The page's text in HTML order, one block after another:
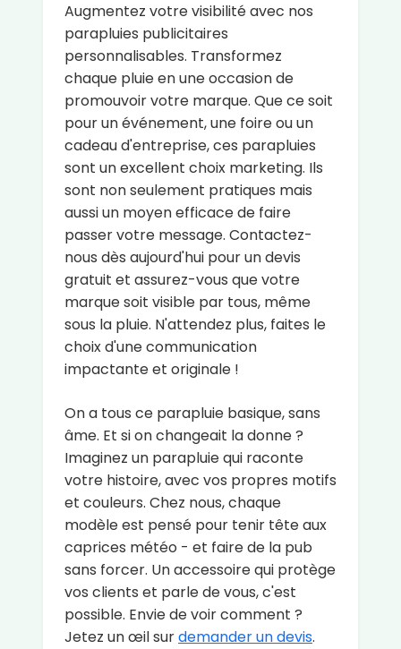
Augmentez votre visibilité avec nos
parapluies publicitaires
personnalisables. Transformez
chaque pluie en une occasion de
promouvoir votre marque. Que ce soit
pour un événement, une foire ou un
cadeau d'entreprise, ces parapluies
sont un excellent choix marketing. Ils
sont non seulement pratiques mais
aussi un moyen efficace de faire
passer votre message. Contactez-
nous dès aujourd'hui pour un devis
gratuit et assurez-vous que votre
marque soit visible par tous, même
sous la pluie. N'attendez plus, faites le
choix d'une communication
impactante et originale !
On a tous ce parapluie basique, sans
âme. Et si on changeait la donne ?
Imaginez un parapluie qui raconte
votre histoire, avec vos propres motifs
et couleurs. Chez nous, chaque
modèle est pensé pour tenir tête aux
caprices météo - et faire de la pub
sans forcer. Un accessoire qui protège
vos clients et parle de vous, c'est
possible. Envie de voir comment ?
Jetez un œil surdemander un devis.